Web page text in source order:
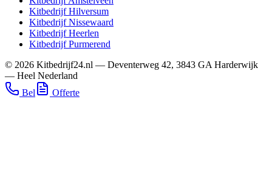
KitbedrijfHilversum
KitbedrijfNissewaard
KitbedrijfHeerlen
KitbedrijfPurmerend
© 2026 Kitbedrijf24.nl — Deventerweg 42, 3843 GA Harderwijk
— Heel Nederland
Bel
Offerte